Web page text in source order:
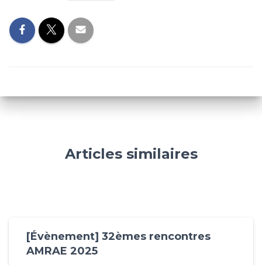
Articles similaires
[Évènement] 32èmes rencontres
AMRAE 2025